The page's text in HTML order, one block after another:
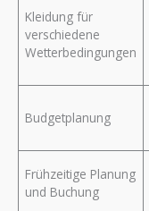
Kleidung für
verschiedene
Wetterbedingungen
Budgetplanung
Frühzeitige Planung
und Buchung